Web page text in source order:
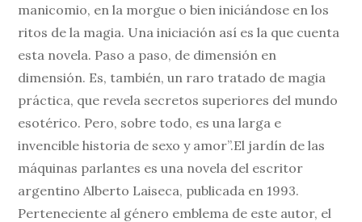
manicomio, en la morgue o bien iniciándose en los
ritos de la magia. Una iniciación así es la que cuenta
esta novela. Paso a paso, de dimensión en
dimensión. Es, también, un raro tratado de magia
práctica, que revela secretos superiores del mundo
esotérico. Pero, sobre todo, es una larga e
invencible historia de sexo y amor”.El jardín de las
máquinas parlantes es una novela del escritor
argentino Alberto Laiseca, publicada en 1993.
Perteneciente al género emblema de este autor, el